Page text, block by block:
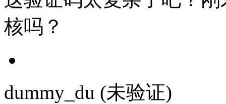
核吗？
dummy_du (未验证)